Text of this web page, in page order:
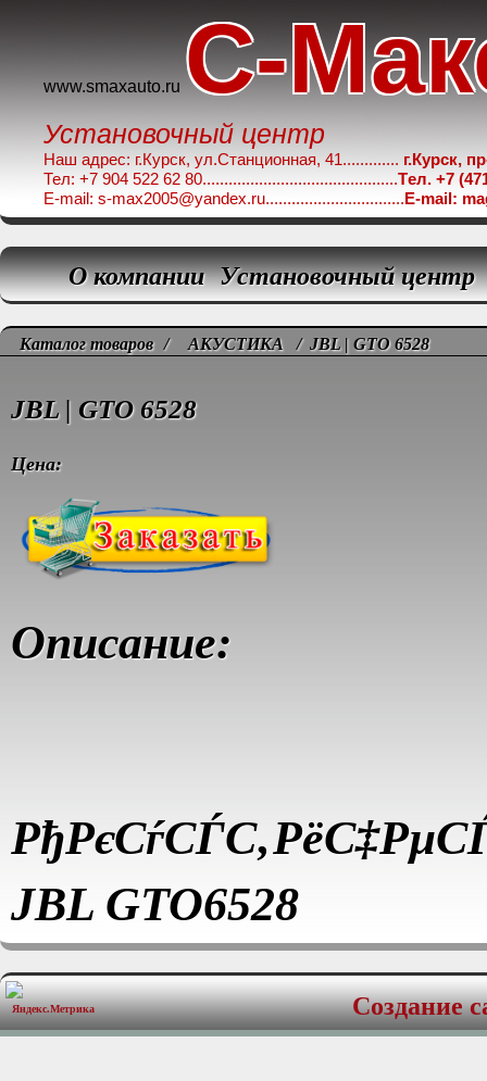
www.smaxauto.ru C-
Установочный центр
Наш адрес: г.Курск, ул.Станционная, 41............. г.Курск,
Тел: +7 904 522 62 80.............................................Tел. +7
E-mail: s-max2005@yandex.ru................................E-mail:
О компании Установочный центр
Каталог товаров / АКУСТИКА / JBL | GTO 6528
JBL | GTO 6528
Цена:
Описание:
JBL GTO6528
РћСЃРЅРѕРІРЅС‹Рµ С…
Создание